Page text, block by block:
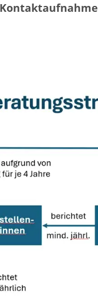
Kontaktaufnahme